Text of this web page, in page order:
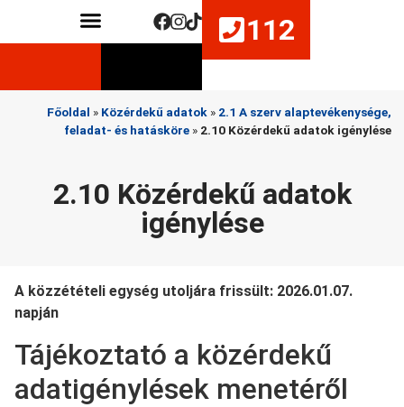
112
Főoldal » Közérdekű adatok » 2.1 A szerv alaptevékenysége,
feladat- és hatásköre » 2.10 Közérdekű adatok igénylése
2.10 Közérdekű adatok
igénylése
A közzétételi egység utoljára frissült: 2026.01.07.
napján
Tájékoztató a közérdekű
adatigénylések menetéről